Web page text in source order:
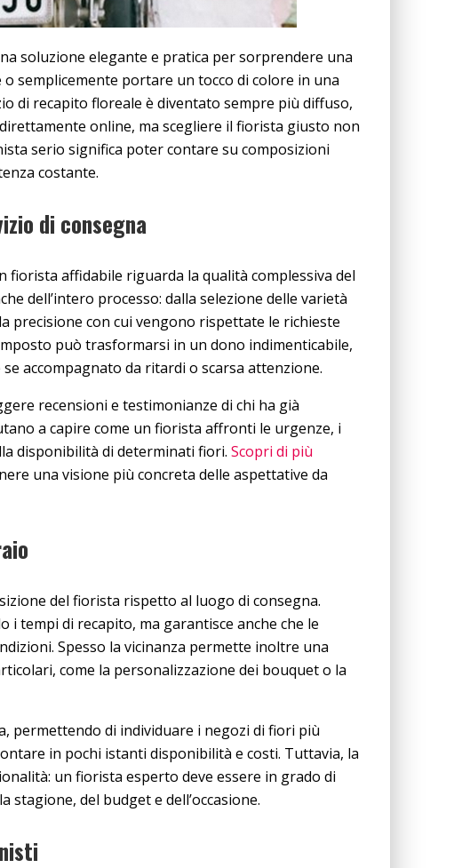
soluzione elegante e pratica per sorprendere una
o semplicemente portare un tocco di colore in una
di recapito floreale è diventato sempre più diffuso,
online, ma scegliere il fiorista giusto non
serio significa poter contare su composizioni
costante.
di consegna
fiorista affidabile riguarda la qualità complessiva del
dell’intero processo: dalla selezione delle varietà
precisione con cui vengono rispettate le richieste
può trasformarsi in un dono indimenticabile,
accompagnato da ritardi o scarsa attenzione.
recensioni e testimonianze di chi ha già
a capire come un fiorista affronti le urgenze, i
disponibilità di determinati fiori. Scopri di più
una visione più concreta delle aspettative da
del fiorista rispetto al luogo di consegna.
i tempi di recapito, ma garantisce anche che le
Spesso la vicinanza permette inoltre una
come la personalizzazione dei bouquet o la
permettendo di individuare i negozi di fiori più
in pochi istanti disponibilità e costi. Tuttavia, la
un fiorista esperto deve essere in grado di
stagione, del budget e dell’occasione.